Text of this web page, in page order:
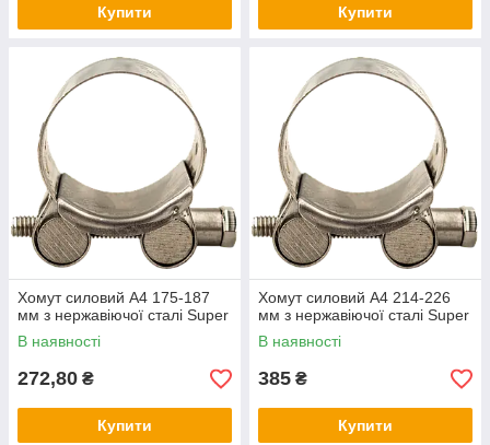
Купити Купити
Хомут силовий А4 175-187
мм з нержавіючої сталі Super
В наявності
272,80 ₴
Купити
Хомут силовий А4 214-226
мм з нержавіючої сталі Super
В наявності
385 ₴
Купити